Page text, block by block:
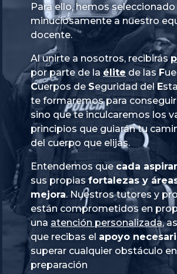
Para ello, hemos seleccionado
minuciosamente a nuestro
docente.
Al unirte a nosotros, recibirás
por parte de la élite de las
Cuerpos de Seguridad del
te formaremos para
sino que te inculcaremos los
principios que guiarán tu
del cuerpo que elijas.
Entendemos que cada
sus propias fortalezas y
mejora. Nuestros tutores y
están comprometidos en
una atención personalizada,
que recibas el apoyo
superar cualquier obstáculo
preparación